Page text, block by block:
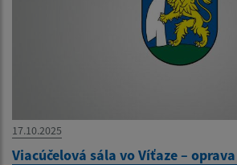
17.10.2025
Viacúčelová sála vo Víťaze –